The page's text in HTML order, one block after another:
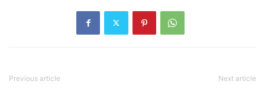
Previous article Next article